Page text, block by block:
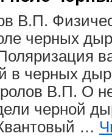
В.П.
черных
в черных
В.П. О
черной
…